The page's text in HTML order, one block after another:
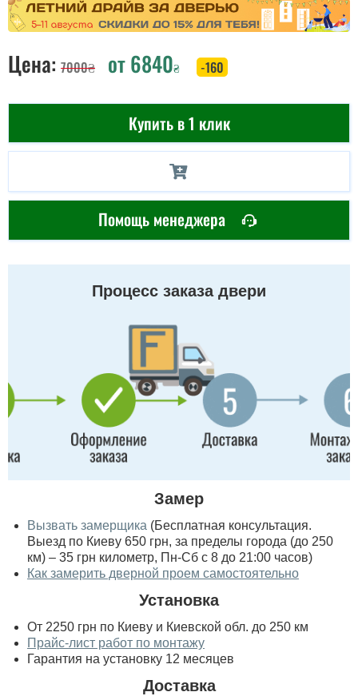
Цена: 7000₴ от6840₴ -160
Купить в 1 клик
Помощь менеджера
Процесс заказа двери
Замер
Вызвать замерщика (Бесплатная консультация.
Выезд по Киеву 650 грн, за пределы города (до 250
км) – 35 грн километр, Пн-Сб с 8 до 21:00 часов)
Как замерить дверной проем самостоятельно
Установка
От 2250 грн по Киеву и Киевской обл. до 250 км
Прайс-лист работ по монтажу
Гарантия на установку 12 месяцев
Доставка